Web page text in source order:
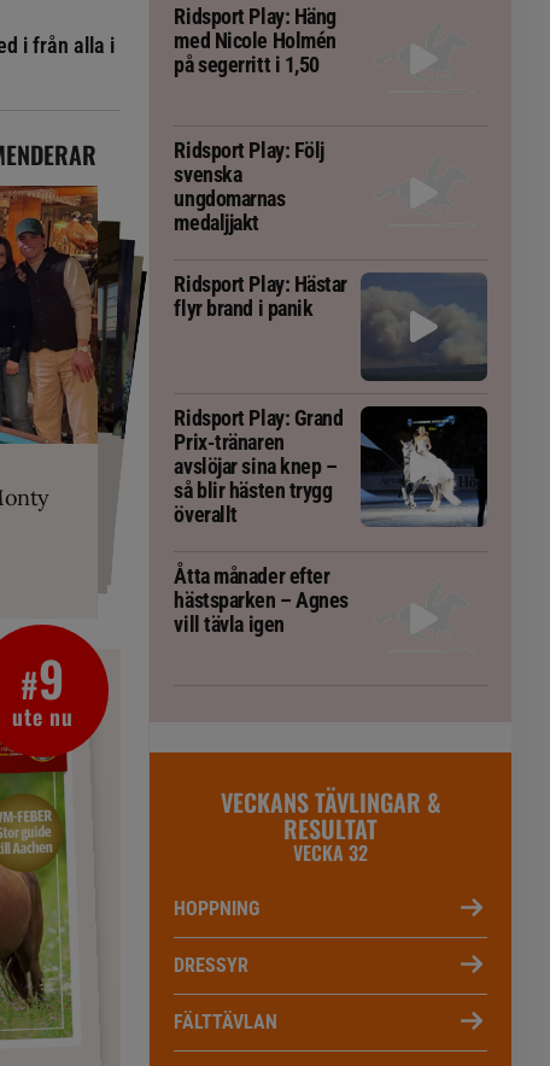
i från alla i
är allt
om fång
häst blivit
PLAYtränaren
överallt
#9
ute nu
Ridsport Play: Häng
med Nicole Holmén
på segerritt i 1,50
Ridsport Play: Följ
svenska
ungdomarnas
medaljjakt
Ridsport Play: Hästar
flyr brand i panik
Ridsport Play: Grand
Prix-tränaren
avslöjar sina knep –
så blir hästen trygg
överallt
Åtta månader efter
hästsparken – Agnes
vill tävla igen
VECKANS TÄVLINGAR &
RESULTAT
VECKA 32
HOPPNING
DRESSYR
FÄLTTÄVLAN